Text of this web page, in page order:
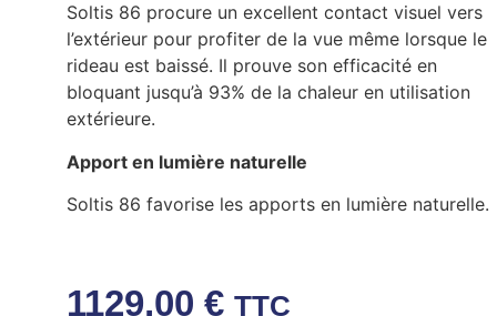
Soltis 86 procure un excellent contact visuel vers
l’extérieur pour profiter de la vue même lorsque le
rideau est baissé. Il prouve son efficacité en
bloquant jusqu’à 93% de la chaleur en utilisation
extérieure.
Apport en lumière naturelle
Soltis 86 favorise les apports en lumière naturelle.
1129,00 € TTC